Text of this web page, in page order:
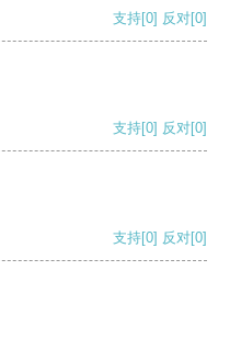
支持[0] 反对[0]
支持[0] 反对[0]
支持[0] 反对[0]